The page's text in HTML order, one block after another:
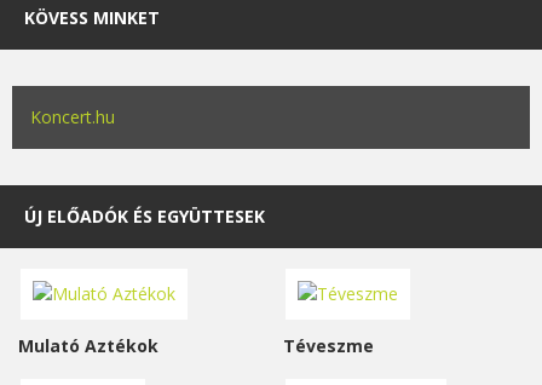
KÖVESS MINKET
Koncert.hu
ÚJ ELŐADÓK ÉS EGYÜTTESEK
Mulató Aztékok Téveszme